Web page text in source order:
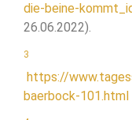
die-beine-
26.06.2022).
3
https://
baerbock-101.html